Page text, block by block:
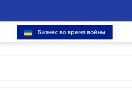
Бизнес во время войны